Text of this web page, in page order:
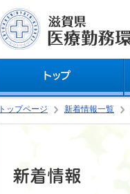
トップページ 新着情報一覧